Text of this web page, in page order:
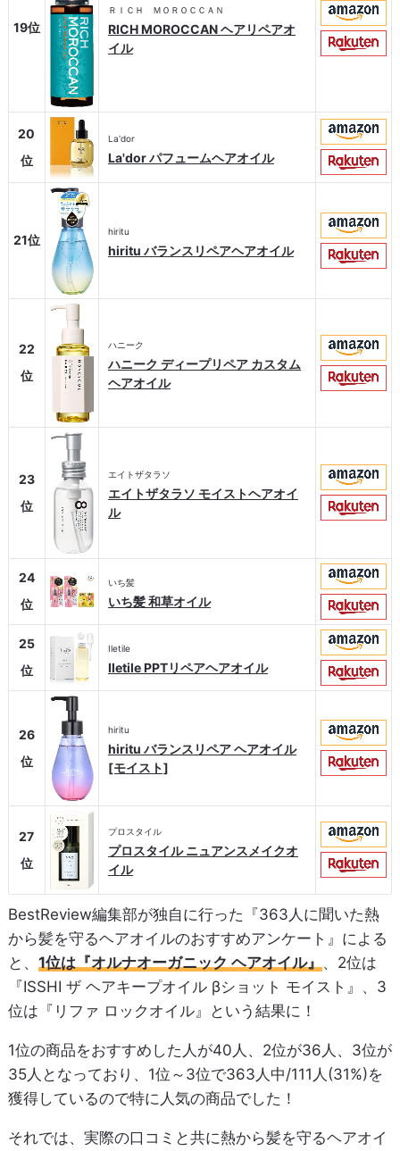
19位
ＲＩＣＨ ＭＯＲＯＣＣＡＮ
RICH MOROCCAN ヘアリペアオ
イル
20
位
La'dor
La'dor パフュームヘアオイル
21位
hiritu
hiritu バランスリペアヘアオイル
22
位
ハニーク
ハニーク ディープリペア カスタム
ヘアオイル
23
位
エイトザタラソ
エイトザタラソ モイストヘアオイ
ル
24
位
いち髪
いち髪 和草オイル
25
位
Iletile
Iletile PPTリペアヘアオイル
26
位
hiritu
hiritu バランスリペア ヘアオイル
[モイスト]
27
位
プロスタイル
プロスタイル ニュアンスメイクオ
イル
BestReview編集部が独自に行った『363人に聞いた熱
から髪を守るヘアオイルのおすすめアンケート』による
と、 1位は『オルナオーガニック ヘアオイル』 、2位は
『ISSHI ザ ヘアキープオイル βショット モイスト』、3
位は『リファ ロックオイル』という結果に！
1位の商品をおすすめした人が40人、2位が36人、3位が
35人となっており、1位～3位で363人中/111人(31%)を
獲得しているので特に人気の商品でした！
それでは、実際の口コミと共に熱から髪を守るヘアオイ